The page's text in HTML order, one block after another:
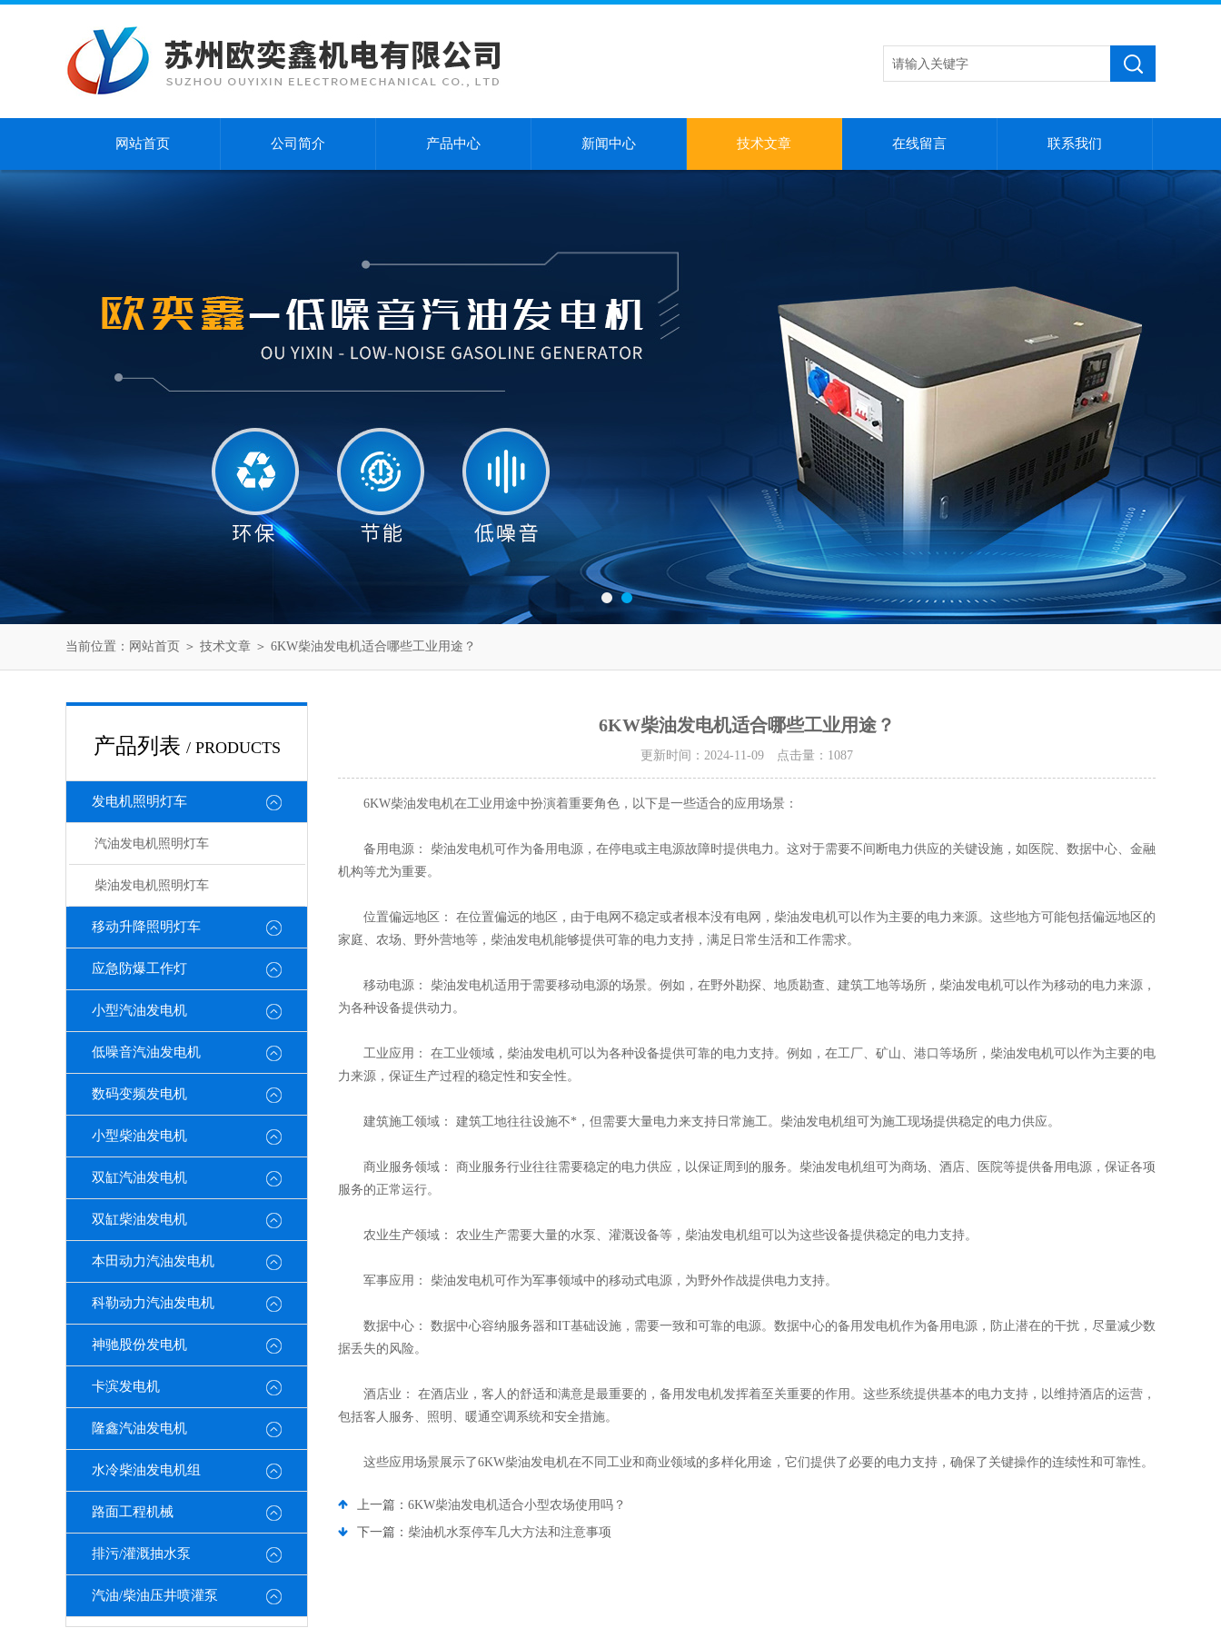
网站首页 公司简介 产品中心 新闻中心 技术文章 在线留言 联系我们
当前位置： 网站首页 ＞ 技术文章 ＞ 6KW柴油发电机适合哪些工业用途？
产品列表 / PRODUCTS
发电机照明灯车
汽油发电机照明灯车
柴油发电机照明灯车
移动升降照明灯车
应急防爆工作灯
小型汽油发电机
低噪音汽油发电机
数码变频发电机
小型柴油发电机
双缸汽油发电机
双缸柴油发电机
本田动力汽油发电机
科勒动力汽油发电机
神驰股份发电机
卡滨发电机
隆鑫汽油发电机
水冷柴油发电机组
路面工程机械
排污/灌溉抽水泵
汽油/柴油压井喷灌泵
6KW柴油发电机适合哪些工业用途？
更新时间：2024-11-09 点击量： 1087
6KW柴油发电机在工业用途中扮演着重要角色，以下是一些适合的应用场景：
备用电源： 柴油发电机可作为备用电源，在停电或主电源故障时提供电力。这对于需要不间断电力供应的关键设施，如医院、数据中心、金融
机构等尤为重要。
位置偏远地区： 在位置偏远的地区，由于电网不稳定或者根本没有电网，柴油发电机可以作为主要的电力来源。这些地方可能包括偏远地区的
家庭、农场、野外营地等，柴油发电机能够提供可靠的电力支持，满足日常生活和工作需求。
移动电源： 柴油发电机适用于需要移动电源的场景。例如，在野外勘探、地质勘查、建筑工地等场所，柴油发电机可以作为移动的电力来源，
为各种设备提供动力。
工业应用： 在工业领域，柴油发电机可以为各种设备提供可靠的电力支持。例如，在工厂、矿山、港口等场所，柴油发电机可以作为主要的电
力来源，保证生产过程的稳定性和安全性。
建筑施工领域： 建筑工地往往设施不*，但需要大量电力来支持日常施工。柴油发电机组可为施工现场提供稳定的电力供应。
商业服务领域： 商业服务行业往往需要稳定的电力供应，以保证周到的服务。柴油发电机组可为商场、酒店、医院等提供备用电源，保证各项
服务的正常运行。
农业生产领域： 农业生产需要大量的水泵、灌溉设备等，柴油发电机组可以为这些设备提供稳定的电力支持。
军事应用： 柴油发电机可作为军事领域中的移动式电源，为野外作战提供电力支持。
数据中心： 数据中心容纳服务器和IT基础设施，需要一致和可靠的电源。数据中心的备用发电机作为备用电源，防止潜在的干扰，尽量减少数
据丢失的风险。
酒店业： 在酒店业，客人的舒适和满意是最重要的，备用发电机发挥着至关重要的作用。这些系统提供基本的电力支持，以维持酒店的运营，
包括客人服务、照明、暖通空调系统和安全措施。
这些应用场景展示了6KW柴油发电机在不同工业和商业领域的多样化用途，它们提供了必要的电力支持，确保了关键操作的连续性和可靠性。
上一篇： 6KW柴油发电机适合小型农场使用吗？
下一篇： 柴油机水泵停车几大方法和注意事项